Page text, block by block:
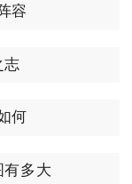
容
志
何
有多大